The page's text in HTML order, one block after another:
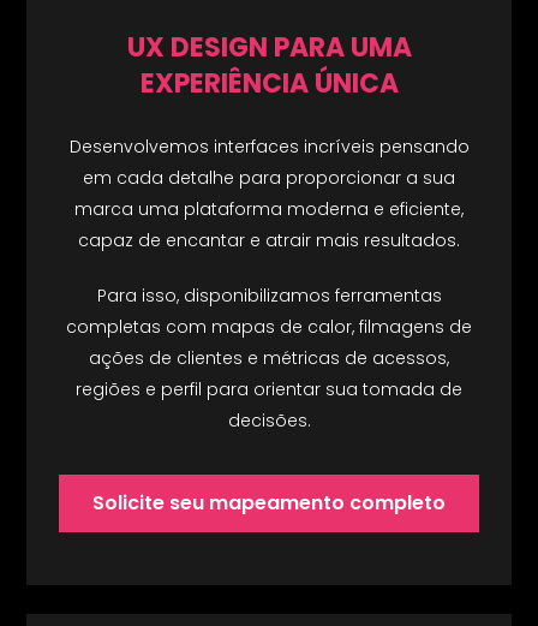
UX DESIGN PARA UMA
EXPERIÊNCIA ÚNICA
Desenvolvemos interfaces incríveis pensando
em cada detalhe para proporcionar a sua
marca uma plataforma moderna e eficiente,
capaz de encantar e atrair mais resultados.
Para isso, disponibilizamos ferramentas
completas com mapas de calor, filmagens de
ações de clientes e métricas de acessos,
regiões e perfil para orientar sua tomada de
decisões.
Solicite seu mapeamento completo